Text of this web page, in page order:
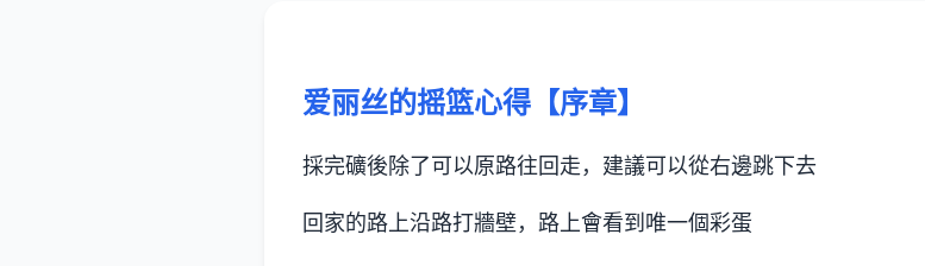
爱丽丝的摇篮心得【序章】
採完礦後除了可以原路往回走，建議可以從右邊跳下去
回家的路上沿路打牆壁，路上會看到唯一個彩蛋